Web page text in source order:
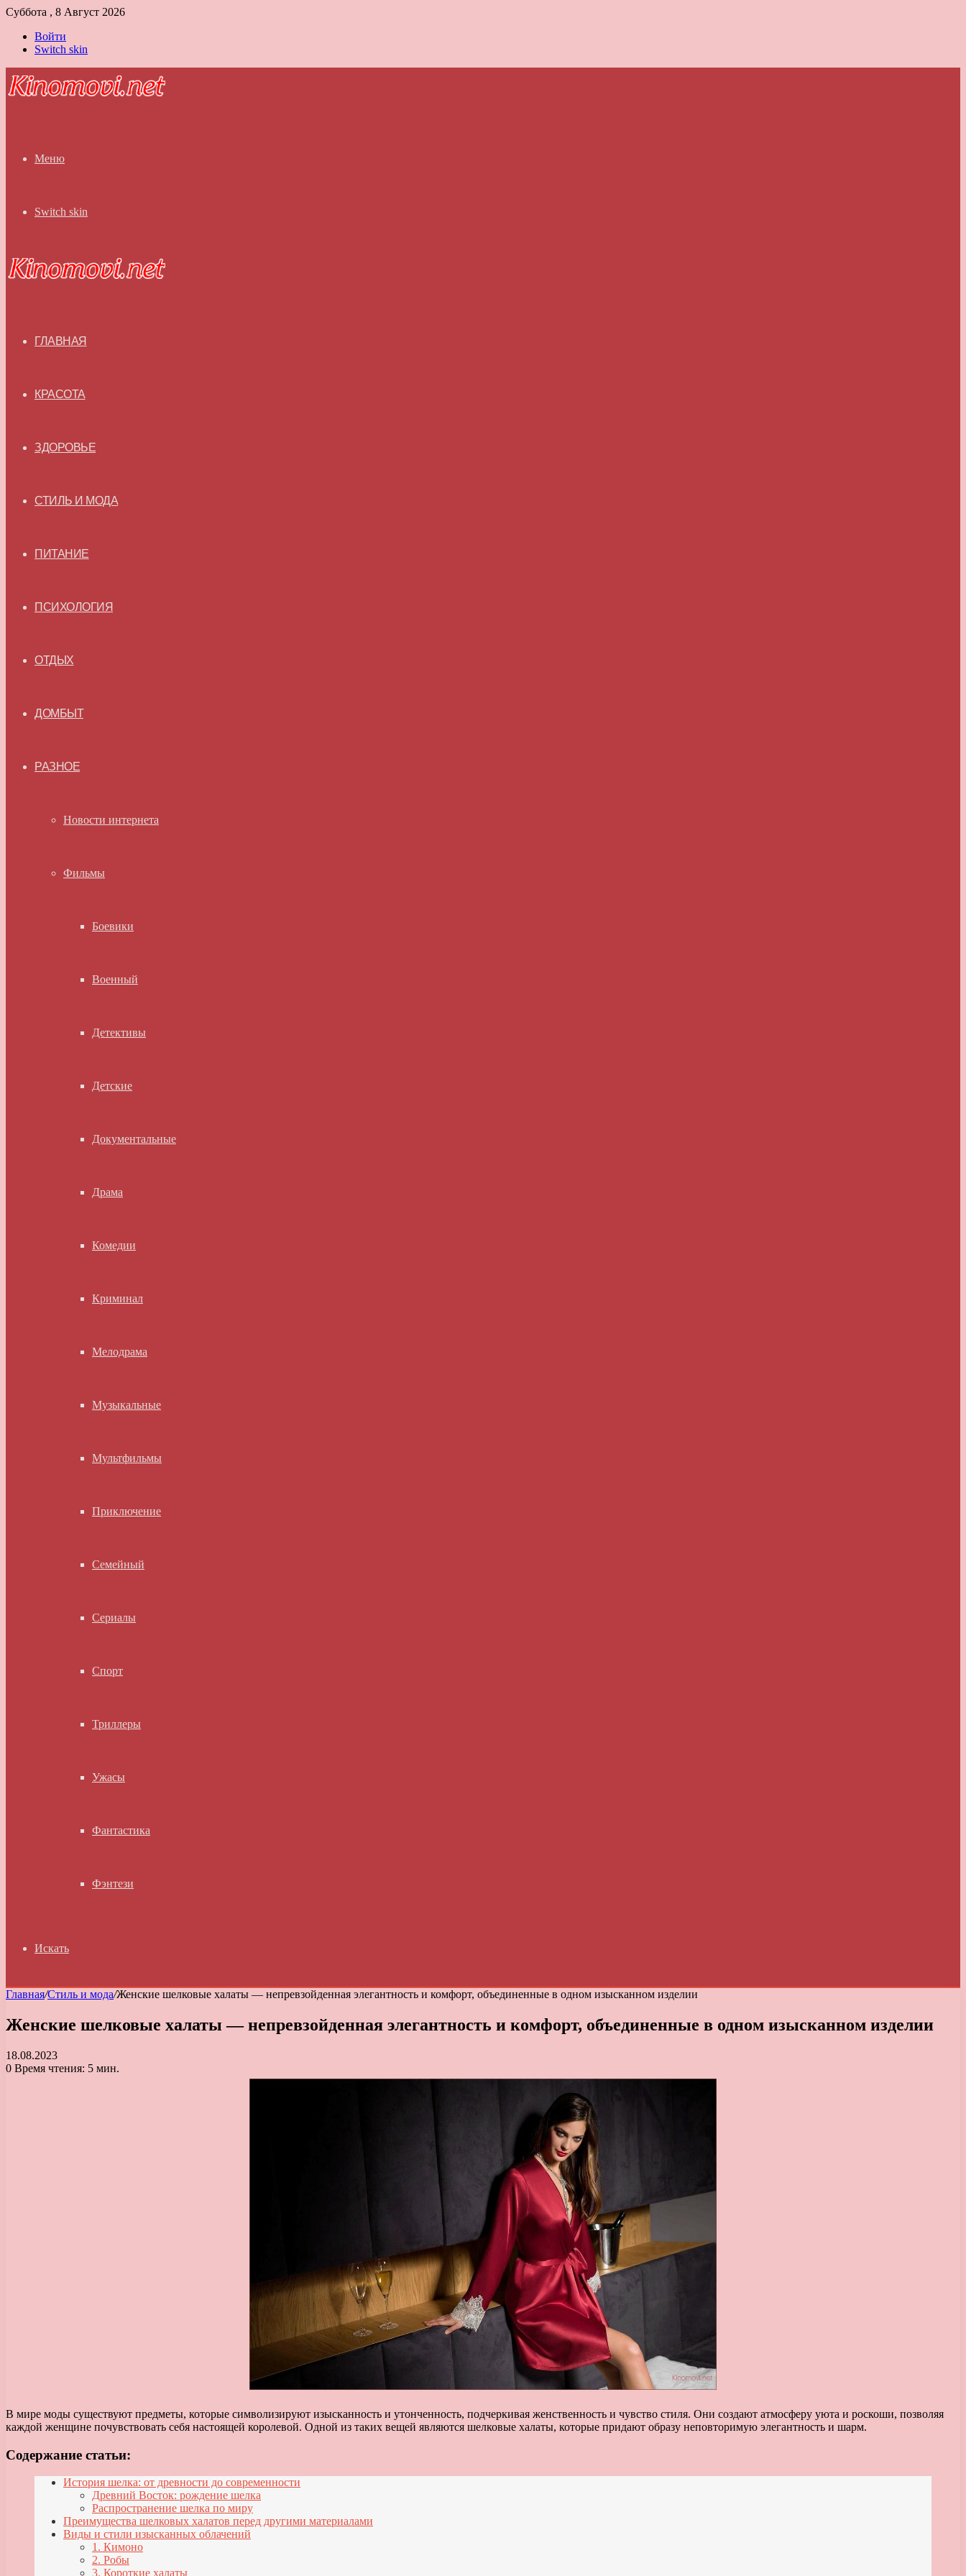
Суббота , 8 Август 2026
Войти
Switch skin
Меню
Switch skin
ГЛАВНАЯ
КРАСОТА
ЗДОРОВЬЕ
СТИЛЬ И МОДА
ПИТАНИЕ
ПСИХОЛОГИЯ
ОТДЫХ
ДОМБЫТ
РАЗНОЕ
Новости интернета
Фильмы
Боевики
Военный
Детективы
Детские
Документальные
Драма
Комедии
Криминал
Мелодрама
Музыкальные
Мультфильмы
Приключение
Семейный
Сериалы
Спорт
Триллеры
Ужасы
Фантастика
Фэнтези
Искать
Главная/Стиль и мода/Женские шелковые халаты — непревзойденная элегантность и комфорт, объединенные в одном изысканном изделии
Женские шелковые халаты — непревзойденная элегантность и комфорт, объединенные в одном изысканном изделии
18.08.2023
0 Время чтения: 5 мин.
В мире моды существуют предметы, которые символизируют изысканность и утонченность, подчеркивая женственность и чувство стиля. Они создают атмосферу уюта и роскоши, позволяя
каждой женщине почувствовать себя настоящей королевой. Одной из таких вещей являются шелковые халаты, которые придают образу неповторимую элегантность и шарм.
Содержание статьи:
История шелка: от древности до современности
Древний Восток: рождение шелка
Распространение шелка по миру
Преимущества шелковых халатов перед другими материалами
Виды и стили изысканных облачений
1. Кимоно
2. Робы
3. Короткие халаты